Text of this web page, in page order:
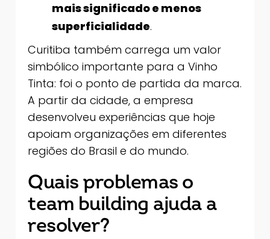
mais significado e menos
superficialidade.
Curitiba também carrega um valor
simbólico importante para a Vinho
Tinta: foi o ponto de partida da marca.
A partir da cidade, a empresa
desenvolveu experiências que hoje
apoiam organizações em diferentes
regiões do Brasil e do mundo.
Quais problemas o
team building ajuda a
resolver?